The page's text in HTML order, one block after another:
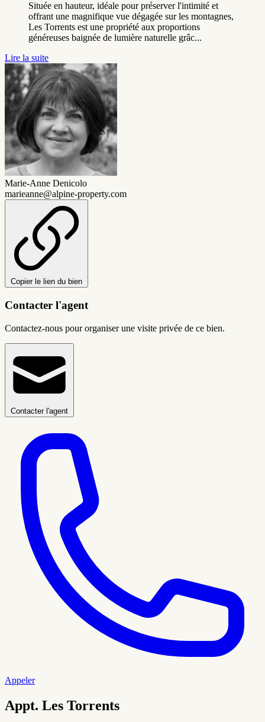
Située en hauteur, idéale pour préserver l'intimité et
offrant une magnifique vue dégagée sur les montagnes,
Les Torrents est une propriété aux proportions
généreuses baignée de lumière naturelle grâc...
Lire la suite
Marie-Anne Denicolo
marieanne@alpine-property.com
Copier le lien du bien
Contacter l'agent
Contactez-nous pour organiser une visite privée de ce bien.
Contacter l'agent
Appeler
Appt. Les Torrents